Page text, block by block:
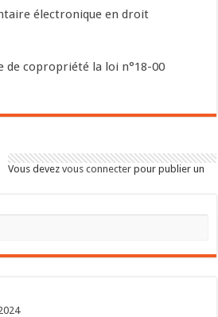
électronique en droit
de copropriété la loi n°18-00
Vous devezvous connecter pour publier un